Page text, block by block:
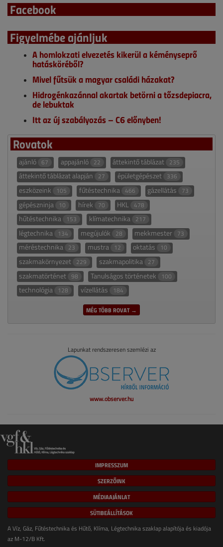
Facebook
Figyelmébe ajánljuk
A homlokzati elvezetés kikerül a kéményseprő
hatásköréből?
Mivel fűtsük a magyar családi házakat?
Hidrogénkazánnal akartak betörni a tőzsdepiacra,
de lebuktak
Itt az új szabályozás – C6 előnyben!
Rovatok
ajánló 67 appajánló 22 áttekintő táblázat 235
áttekintő táblázat alapján 27 épületgépészet 336
eszközeink 105 fűtéstechnika 466 gázellátás 73
gépészninja 10 hírek 70 HKL 478
hűtéstechnika 153 klímatechnika 217
légtechnika 134 megújulók 28 mekkmester 73
méréstechnika 23 mustra 12 oktatás 10
szakmakörnyezet 229 szakmapolitika 27
szakmatörténet 98 Tanulságos történetek 100
technológia 128 vízellátás 184
MÉG TÖBB ROVAT →
Lapunkat rendszeresen szemlézi az
www.observer.hu
IMPRESSZUM
SZERZŐINK
MÉDIAAJÁNLAT
SÜTIBEÁLLÍTÁSOK
A Víz, Gáz, Fűtéstechnika és Hűtő, Klíma, Légtechnika szaklap alapítója és kiadója
az M-12/B Kft.